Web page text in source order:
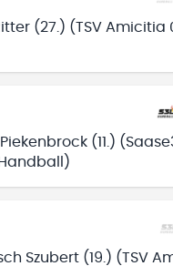
(27.) (TSV Amicitia
(11.)
Szubert (19.) (TSV